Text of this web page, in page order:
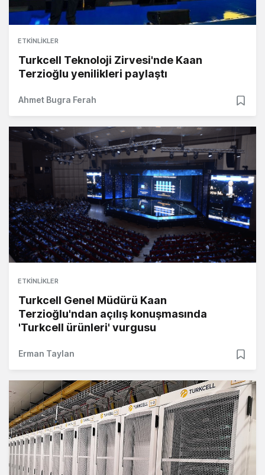
ETKINLIKLER
Turkcell Teknoloji Zirvesi'nde Kaan
Terzioğlu yenilikleri paylaştı
Ahmet Bugra Ferah
ETKINLIKLER
Turkcell Genel Müdürü Kaan
Terzioğlu'ndan açılış konuşmasında
'Turkcell ürünleri' vurgusu
Erman Taylan